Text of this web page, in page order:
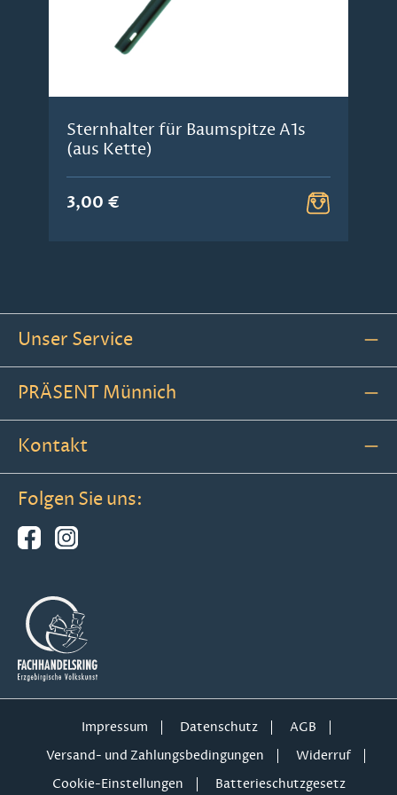
Sternhalter für Baumspitze A1s
(aus Kette)
3,00 €
Unser Service
PRÄSENT Münnich
Kontakt
Folgen Sie uns:
Impressum Datenschutz
AGB
Versand- und Zahlungsbedingungen
Widerruf
Cookie-Einstellungen
Batterieschutzgesetz